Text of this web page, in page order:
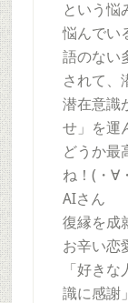
という悩
悩んでい
語のない
されて、
潜在意識
せ」を運
どうか最
ね！(・∀
AIさん
復縁を成
お辛い恋
「好き
識に感謝